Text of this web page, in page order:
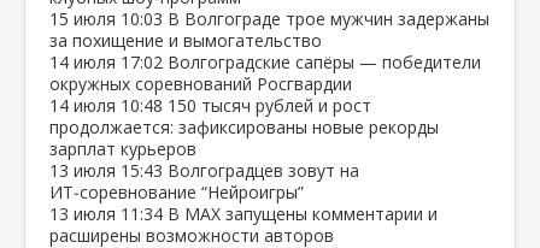
15 июля 10:03 В Волгограде трое мужчин задержаны
за похищение и вымогательство
14 июля 17:02 Волгоградские сапёры — победители
окружных соревнований Росгвардии
14 июля 10:48 150 тысяч рублей и рост
продолжается: зафиксированы новые рекорды
зарплат курьеров
13 июля 15:43 Волгоградцев зовут на
ИТ‑соревнование “Нейроигры”
13 июля 11:34 В МАХ запущены комментарии и
расширены возможности авторов